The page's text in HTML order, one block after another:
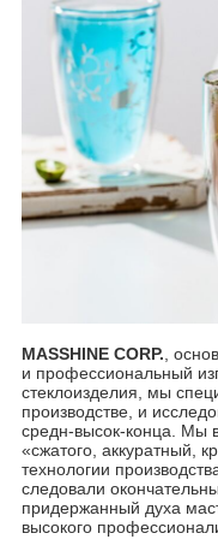
MASSHINE CORP. ,
и профессиональный
стеклоизделия, мы
производстве, и
средн-высок-конца. Мы
«сжатого, аккуратный,
технологии
следовали
придержанный духа
высокого